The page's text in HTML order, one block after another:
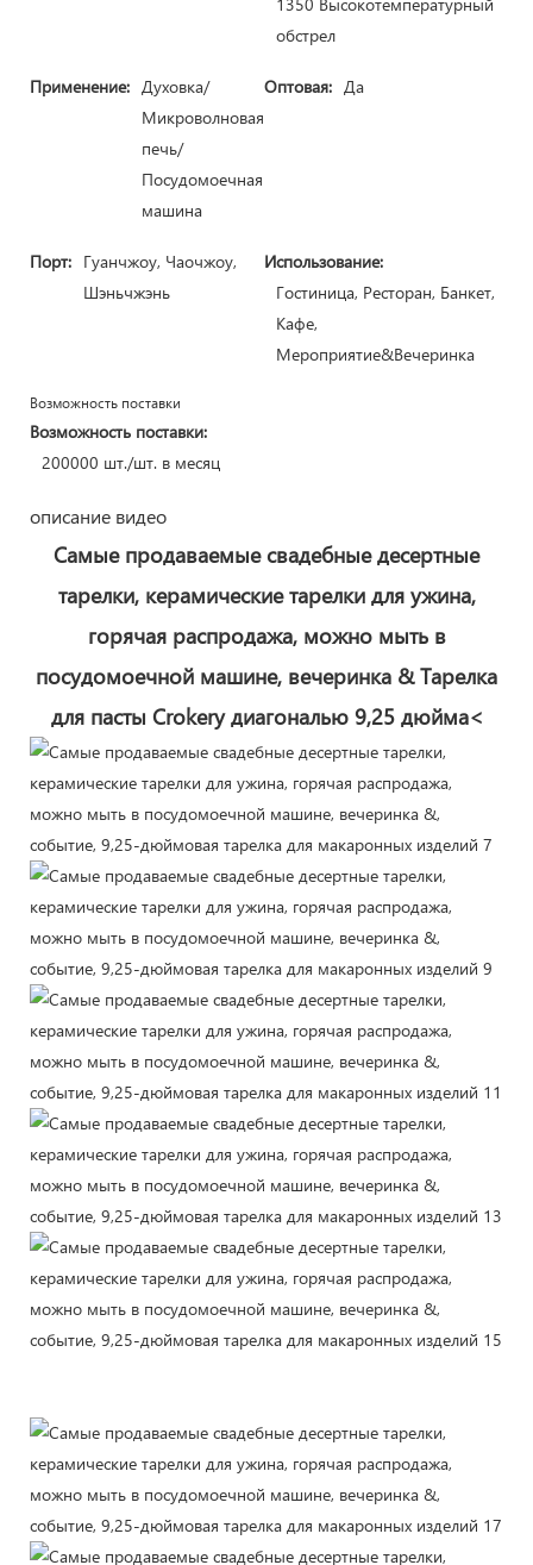
обстрел
Применение: Духовка/
Микроволновая
печь/
Посудомоечная
машина
Оптовая: Да
Порт: Гуанчжоу, Чаочжоу,
Шэньчжэнь
Использование:
Гостиница, Ресторан, Банкет,
Кафе,
Мероприятие&Вечеринка
Возможность поставки
Возможность поставки:
200000 шт./шт. в месяц
описание видео
Самые продаваемые свадебные десертные
тарелки, керамические тарелки для ужина,
горячая распродажа, можно мыть в
посудомоечной машине, вечеринка & Тарелка
для пасты Crokery диагональю 9,25 дюйма<